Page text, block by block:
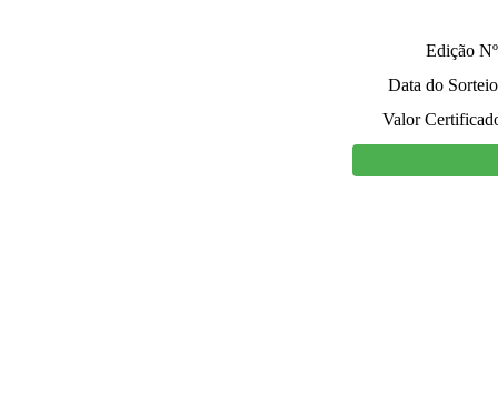
Edição
Data do
Valor